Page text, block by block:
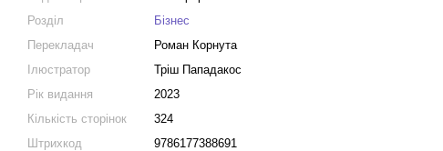
Розділ
Бізнес
Перекладач
Роман Корнута
Ілюстратор
Тріш Пападакос
Рік видання
2023
Кількість сторінок
324
Штрихкод
9786177388691